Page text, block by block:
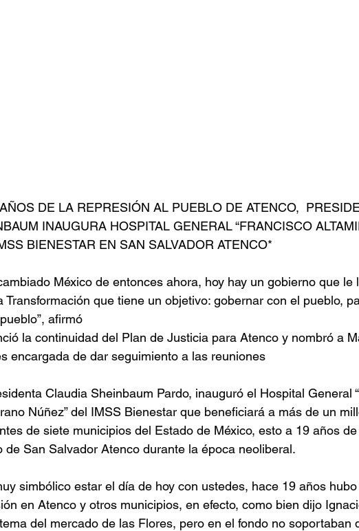
DE LA REPRESIÓN AL PUEBLO DE ATENCO,
INAUGURA HOSPITAL GENERAL “FRANCISCO
BIENESTAR EN SAN SALVADOR ATENCO*
México de entonces ahora, hoy hay un gobierno que le
Transformación que tiene un objetivo: gobernar con el pueblo,
afirmó
la continuidad del Plan de Justicia para Atenco y nombró a
encargada de dar seguimiento a las reuniones
Claudia Sheinbaum Pardo, inauguró el Hospital General
Núñez” del IMSS Bienestar que beneficiará a más de un
de siete municipios del Estado de México, esto a 19 años
de San Salvador Atenco durante la época neoliberal.
simbólico estar el día de hoy con ustedes, hace 19 años
en Atenco y otros municipios, en efecto, como bien dijo
del mercado de las Flores, pero en el fondo no soportaban